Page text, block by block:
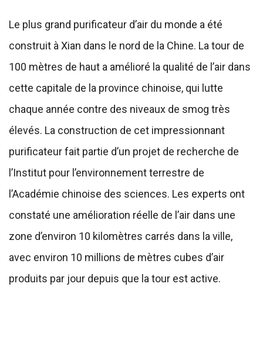
Le plus grand purificateur d’air du monde a été
construit à Xian dans le nord de la Chine. La tour de
100 mètres de haut a amélioré la qualité de l’air dans
cette capitale de la province chinoise, qui lutte
chaque année contre des niveaux de smog très
élevés. La construction de cet impressionnant
purificateur fait partie d’un projet de recherche de
l’Institut pour l’environnement terrestre de
l’Académie chinoise des sciences. Les experts ont
constaté une amélioration réelle de l’air dans une
zone d’environ 10 kilomètres carrés dans la ville,
avec environ 10 millions de mètres cubes d’air
produits par jour depuis que la tour est active.